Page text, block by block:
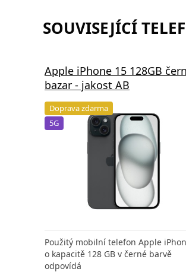
SOUVISEJÍCÍ
Apple iPhone 15 128GB
bazar - jakost AB
Doprava zdarma
5G
Použitý mobilní telefon Apple
o kapacitě 128 GB v černé barvě
odpovídá